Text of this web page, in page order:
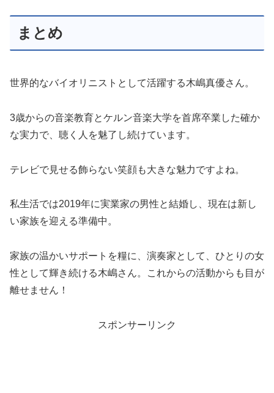
まとめ
世界的なバイオリニストとして活躍する木嶋真優さん。
3歳からの音楽教育とケルン音楽大学を首席卒業した確か
な実力で、聴く人を魅了し続けています。
テレビで見せる飾らない笑顔も大きな魅力ですよね。
私生活では2019年に実業家の男性と結婚し、現在は新し
い家族を迎える準備中。
家族の温かいサポートを糧に、演奏家として、ひとりの女
性として輝き続ける木嶋さん。これからの活動からも目が
離せません！
スポンサーリンク